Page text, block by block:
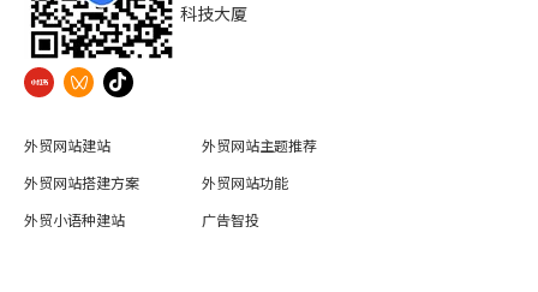
科技大厦
外贸网站建站
外贸网站主题推荐
外贸网站搭建方案
外贸网站功能
外贸小语种建站
广告智投